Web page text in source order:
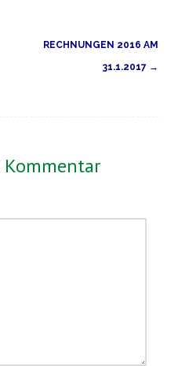
RECHNUNGEN 2016 AM
31.1.2017 →
Kommentar